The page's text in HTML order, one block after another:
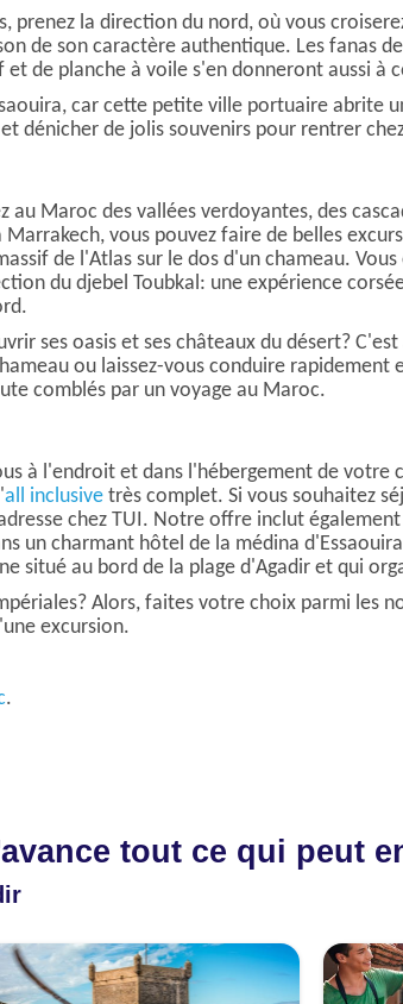
prenez la direction du nord, où vous
de son caractère authentique. Les fanas
et de planche à voile s'en donneront aussi
car cette petite ville portuaire
dénicher de jolis souvenirs pour rentrer
au Maroc des vallées verdoyantes, des
Marrakech, vous pouvez faire de belles
de l'Atlas sur le dos d'un chameau.
du djebel Toubkal: une expérience
ses oasis et ses châteaux du désert?
ou laissez-vous conduire
comblés par un voyage au Maroc.
à l'endroit et dans l'hébergement de
all inclusive très complet. Si vous souhaitez
chez TUI. Notre offre inclut
un charmant hôtel de la médina
situé au bord de la plage d'Agadir et qui
Alors, faites votre choix parmi les
excursion.
.
tout ce qui peut